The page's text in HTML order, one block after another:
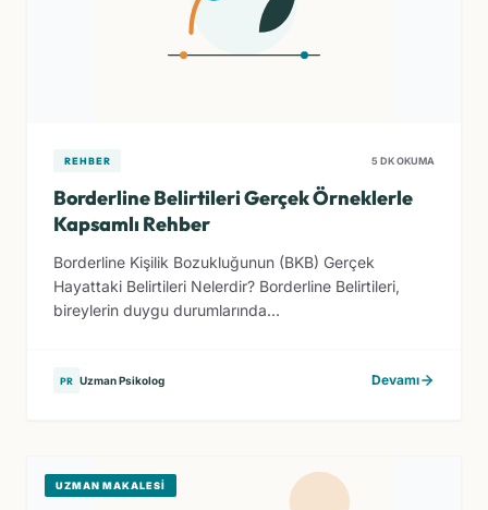
REHBER 5 DK OKUMA
Borderline Belirtileri Gerçek Örneklerle
Kapsamlı Rehber
Borderline Kişilik Bozukluğunun (BKB) Gerçek
Hayattaki Belirtileri Nelerdir? Borderline Belirtileri,
bireylerin duygu durumlarında...
PR Uzman Psikolog Devamı
UZMAN MAKALESI